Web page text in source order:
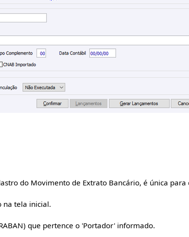
do Movimento de Extrato Bancário, é única
na tela inicial.
que pertence o 'Portador' informado.